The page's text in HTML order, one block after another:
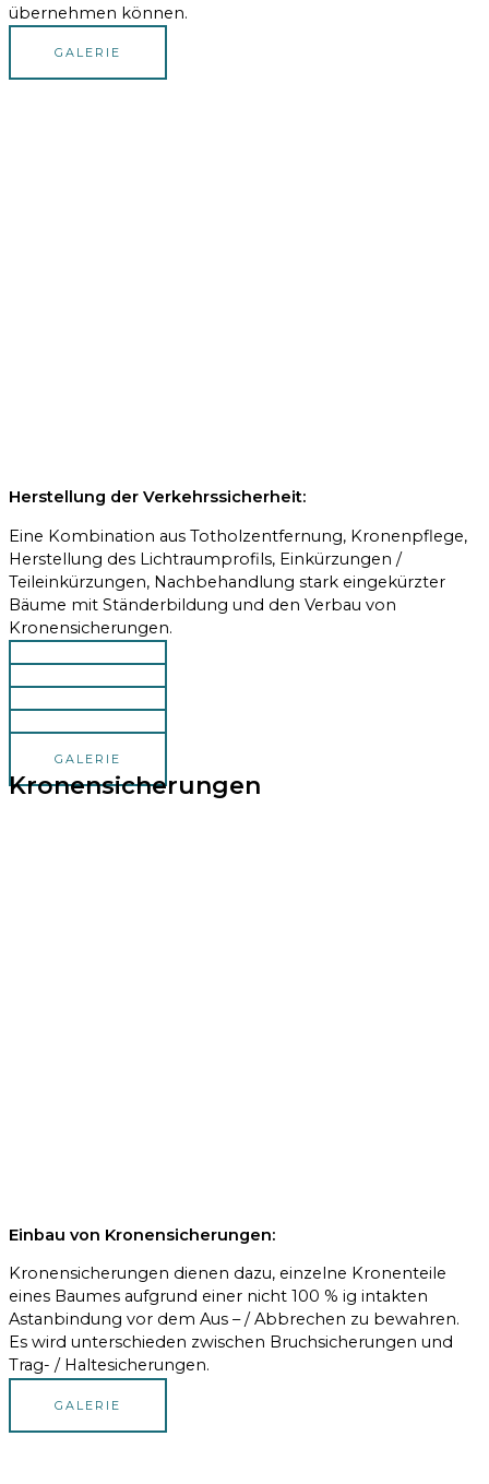
übernehmen können.
GALERIE
Herstellung der Verkehrssicherheit:
Eine Kombination aus Totholzentfernung, Kronenpflege,
Herstellung des Lichtraumprofils, Einkürzungen /
Teileinkürzungen, Nachbehandlung stark eingekürzter
Bäume mit Ständerbildung und den Verbau von
Kronensicherungen.
GALERIE
GALERIE
GALERIE
GALERIE
GALERIE
Kronensicherungen
Einbau von Kronensicherungen:
Kronensicherungen dienen dazu, einzelne Kronenteile
eines Baumes aufgrund einer nicht 100 % ig intakten
Astanbindung vor dem Aus – / Abbrechen zu bewahren.
Es wird unterschieden zwischen Bruchsicherungen und
Trag- / Haltesicherungen.
GALERIE